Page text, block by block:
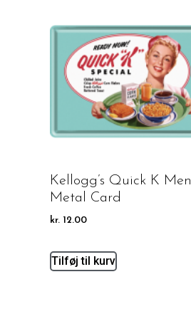
Kellogg’s Quick K
Metal Card
kr. 12.00
Tilføj til kurv